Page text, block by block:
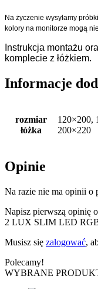
Na życzenie wysyłamy
kolory na monitorze mogą
Instrukcja montażu
komplecie z łóżkiem.
Informacje
rozmiar
łóżka
120×200,
200×220
Opinie
Na razie nie ma opinii o
Napisz pierwszą opinię
2 LUX SLIM LED RGB
Musisz się zalogować,
Polecamy!
WYBRANE